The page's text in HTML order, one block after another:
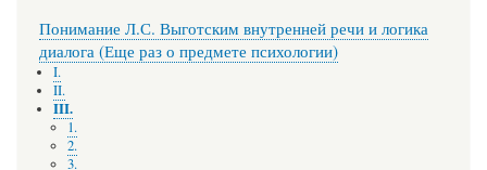
Понимание Л.С. Выготским внутренней речи и логика
диалога (Еще раз о предмете психологии)
I.
II.
III.
1.
2.
3.